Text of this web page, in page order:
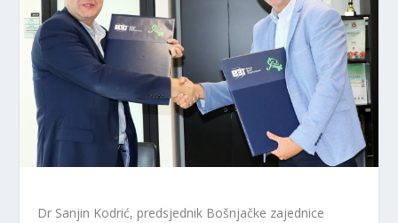
Dr Sanjin Kodrić, predsjednik Bošnjačke zajednice